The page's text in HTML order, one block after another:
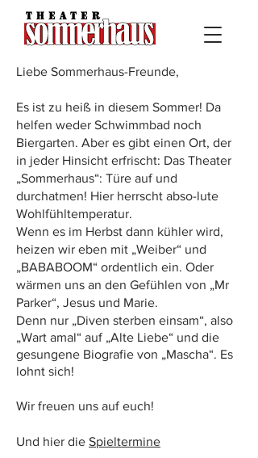
Liebe Sommerhaus-Freunde,
Es ist zu heiß in diesem Sommer! Da
helfen weder Schwimmbad noch
Biergarten. Aber es gibt einen Ort, der
in jeder Hinsicht erfrischt: Das Theater
„Sommerhaus“: Türe auf und
durchatmen! Hier herrscht abso-lute
Wohlfühltemperatur.
Wenn es im Herbst dann kühler wird,
heizen wir eben mit „Weiber“ und
„BABABOOM“ ordentlich ein. Oder
wärmen uns an den Gefühlen von „Mr
Parker“, Jesus und Marie.
Denn nur „Diven sterben einsam“, also
„Wart amal“ auf „Alte Liebe“ und die
gesungene Biografie von „Mascha“. Es
lohnt sich!
Wir freuen uns auf euch!
Und hier die Spieltermine